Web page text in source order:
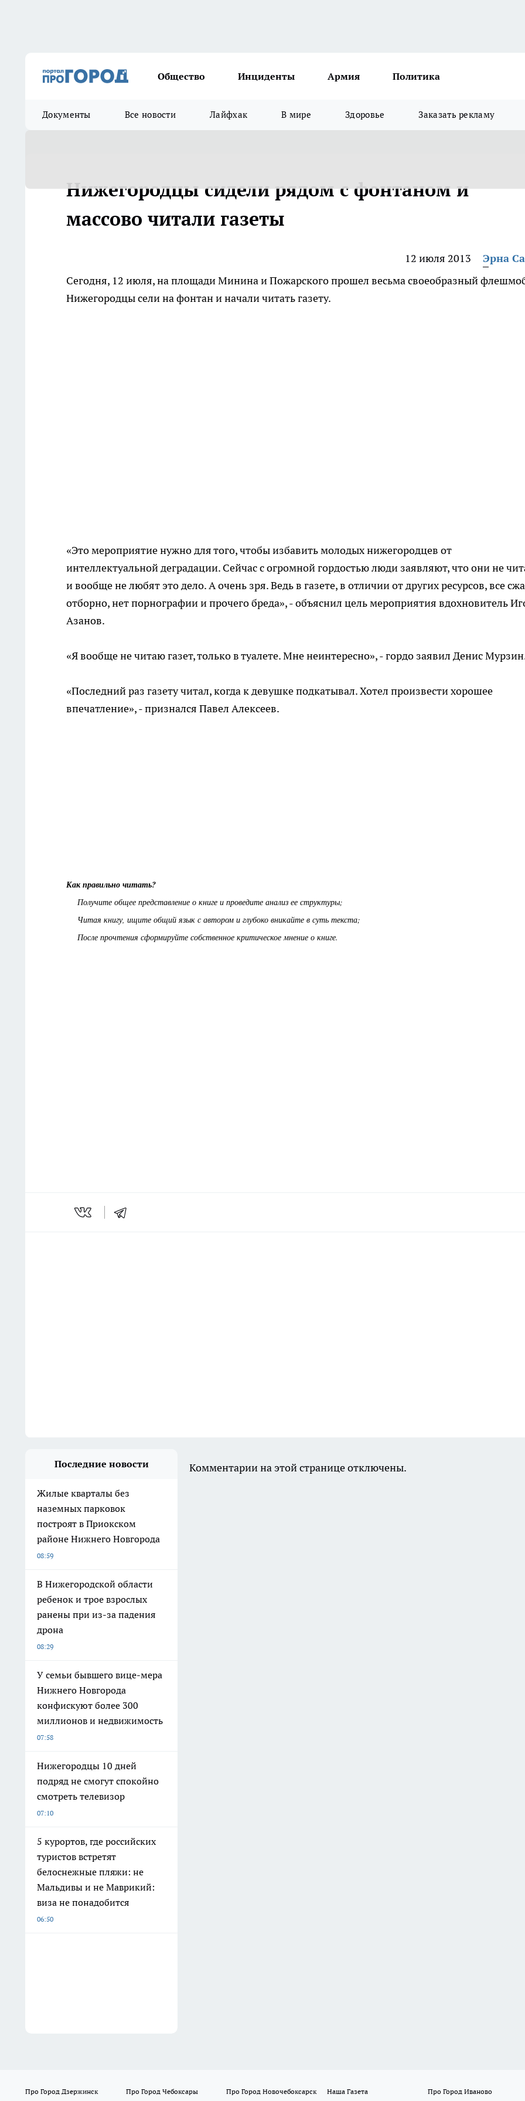
Общество Инциденты Армия Политика
Документы Все новости Лайфхак В мире Здоровье Заказать рекламу
Нижегородцы сидели рядом с фонтаном и
массово читали газеты
12 июля 2013
Эрна
Сегодня, 12 июля, на площади Минина и Пожарского прошел весьма своеобразный
Нижегородцы сели на фонтан и начали читать газету.
«Это мероприятие нужно для того, чтобы избавить молодых нижегородцев от
интеллектуальной деградации. Сейчас с огромной гордостью люди заявляют, что они не
и вообще не любят это дело. А очень зря. Ведь в газете, в отличии от других ресурсов, все
отборно, нет порнографии и прочего бреда», - объяснил цель мероприятия вдохновитель
Азанов.
«Я вообще не читаю газет, только в туалете. Мне неинтересно», - гордо заявил Денис
«Последний раз газету читал, когда к девушке подкатывал. Хотел произвести хорошее
впечатление», - признался Павел Алексеев.
Как правильно читать?
Получите общее представление о книге и проведите анализ ее структуры;
Читая книгу, ищите общий язык с автором и глубоко вникайте в суть текста;
После прочтения сформируйте собственное критическое мнение о книге.
Последние новости
Жилые кварталы без
наземных парковок
построят в Приокском
районе Нижнего Новгорода
08:59
В Нижегородской области
ребенок и трое взрослых
ранены при из-за падения
дрона
08:29
У семьи бывшего вице-мера
Нижнего Новгорода
конфискуют более 300
миллионов и недвижимость
07:58
Нижегородцы 10 дней
подряд не смогут спокойно
смотреть телевизор
07:10
5 курортов, где российских
туристов встретят
белоснежные пляжи: не
Мальдивы и не Маврикий:
виза не понадобится
06:50
Комментарии на этой странице отключены.
Про Город Дзержинск Про Город Чебоксары Про Город Новочебоксарск Наша Газета Про Город Иваново